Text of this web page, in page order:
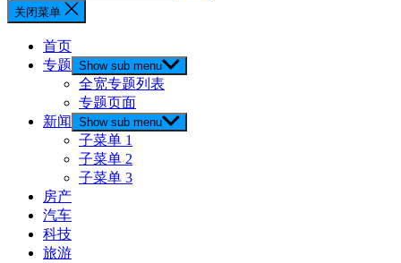
关闭菜单
首页
专题 Show sub menu
全宽专题列表
专题页面
新闻
Show sub menu
子菜单 1
子菜单 2
子菜单 3
房产
汽车
科技
旅游